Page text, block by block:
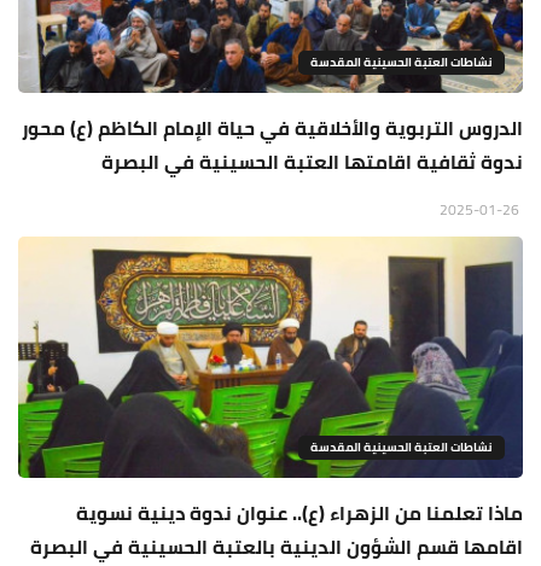
نشاطات العتبة الحسينية المقدسة
الدروس التربوية والأخلاقية في حياة الإمام الكاظم (ع) محور
ندوة ثقافية اقامتها العتبة الحسينية في البصرة
نشاطات العتبة الحسينية المقدسة
ماذا تعلمنا من الزهراء (ع).. عنوان ندوة دينية نسوية
اقامها قسم الشؤون الدينية بالعتبة الحسينية في البصرة